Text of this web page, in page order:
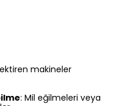
makineler
: Mil eğilmeleri veya